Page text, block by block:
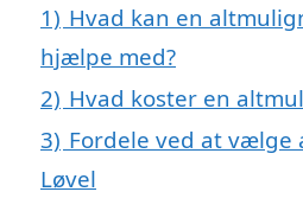
1) Hvad kan en
hjælpe med?
2) Hvad koster en
3) Fordele ved at vælge
Løvel